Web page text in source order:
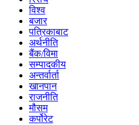
विश्व
बजार
पत्रिकाबाट
अर्थनीति
बैंक/विमा
सम्पादकीय
अन्तर्वार्ता
खानपान
राजनीति
मौसम
कर्पोरेट